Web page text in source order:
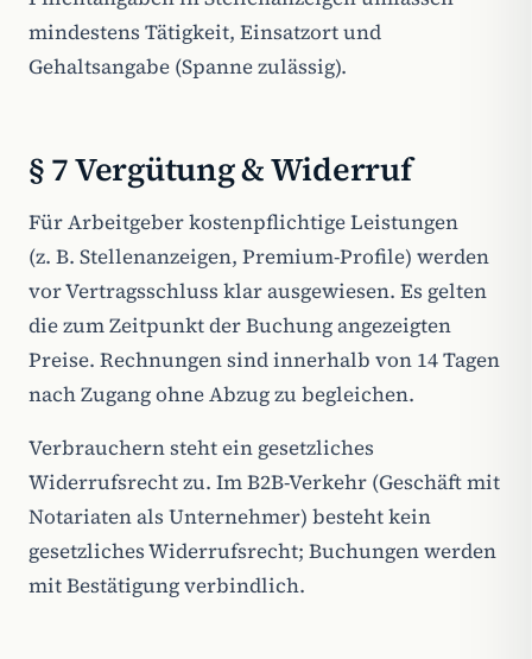
mindestens Tätigkeit, Einsatzort und
Gehaltsangabe (Spanne zulässig).
§ 7 Vergütung & Widerruf
Für Arbeitgeber kostenpflichtige Leistungen
(z. B. Stellenanzeigen, Premium-Profile) werden
vor Vertragsschluss klar ausgewiesen. Es gelten
die zum Zeitpunkt der Buchung angezeigten
Preise. Rechnungen sind innerhalb von 14 Tagen
nach Zugang ohne Abzug zu begleichen.
Verbrauchern steht ein gesetzliches
Widerrufsrecht zu. Im B2B-Verkehr (Geschäft mit
Notariaten als Unternehmer) besteht kein
gesetzliches Widerrufsrecht; Buchungen werden
mit Bestätigung verbindlich.